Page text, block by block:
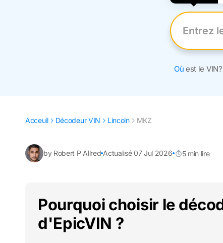
Entrez le
Où est le VIN?
Acceuil Décodeur VIN Lincoln MKZ
by Robert P Allred Actualisé 07 Jul 2026 5 min lire
Pourquoi choisir le
d'EpicVIN ?